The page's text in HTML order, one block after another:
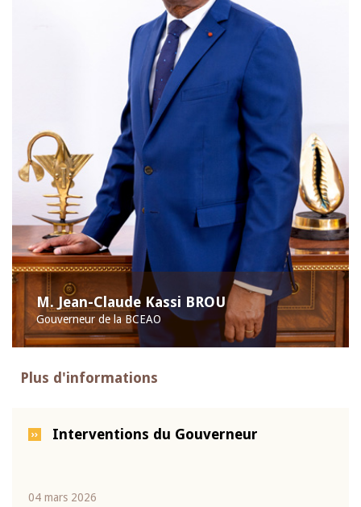
M. Jean-Claude Kassi BROU
Gouverneur de la BCEAO
Plus d'informations
Interventions du Gouverneur
04 mars 2026